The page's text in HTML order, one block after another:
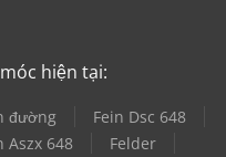
hiện tại:
đường
Fein Dsc 648
Aszx 648
Felder